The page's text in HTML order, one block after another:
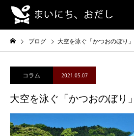
ブログ 大空を泳ぐ「かつおのぼり」
コラム 2021.05.07
大空を泳ぐ「かつおのぼり」